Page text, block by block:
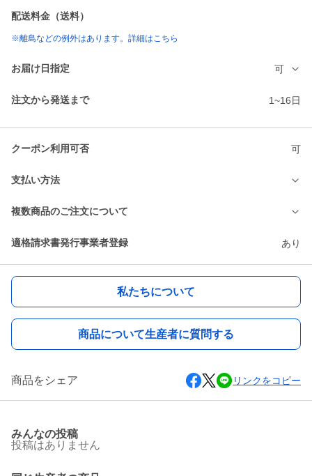
配送料金（送料）
※離島などの例外はあります。詳細はこちら
お届け日指定 可
注文から発送まで 1~16日
クーポン利用可否 可
支払い方法
複数商品のご注文について
適格請求書発行事業者登録 あり
私たちについて
商品について生産者に質問する
商品をシェア リンクをコピー
みんなの投稿
投稿はありません